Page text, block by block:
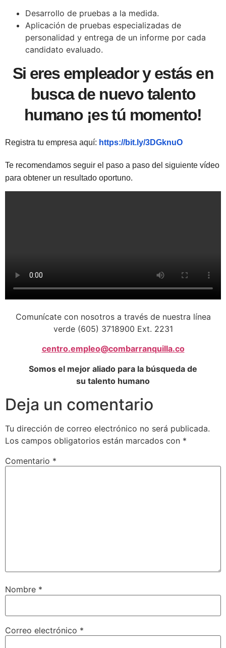
Desarrollo de pruebas a la medida.
Aplicación de pruebas especializadas de
personalidad y entrega de un informe por cada
candidato evaluado.
Si eres empleador y estás en
busca de nuevo talento
humano ¡es tú momento!
Registra tu empresa aquí: https://bit.ly/3DGknuO
Te recomendamos seguir el paso a paso del siguiente vídeo
para obtener un resultado oportuno.
Comunícate con nosotros a través de nuestra línea
verde (605) 3718900 Ext. 2231
centro.empleo@combarranquilla.co
Somos el mejor aliado para la búsqueda de
su talento humano
Deja un comentario
Tu dirección de correo electrónico no será publicada.
Los campos obligatorios están marcados con *
Comentario *
Nombre *
Correo electrónico *